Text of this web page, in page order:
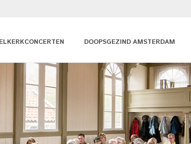
DOOPSGEZIND AMSTERDAM